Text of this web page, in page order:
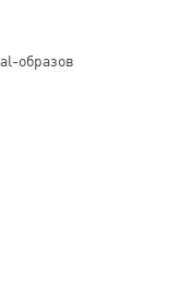
образов